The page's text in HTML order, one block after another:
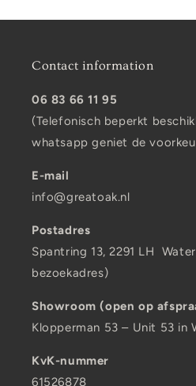
Contact information
06 83 66 11 95
(Telefonisch beperkt
whatsapp geniet de
E-mail
info@greatoak.nl
Postadres
Spantring 13, 2291 LH
bezoekadres)
Showroom (open op
Klopperman 53 – Unit 53 in
KvK-nummer
61526878